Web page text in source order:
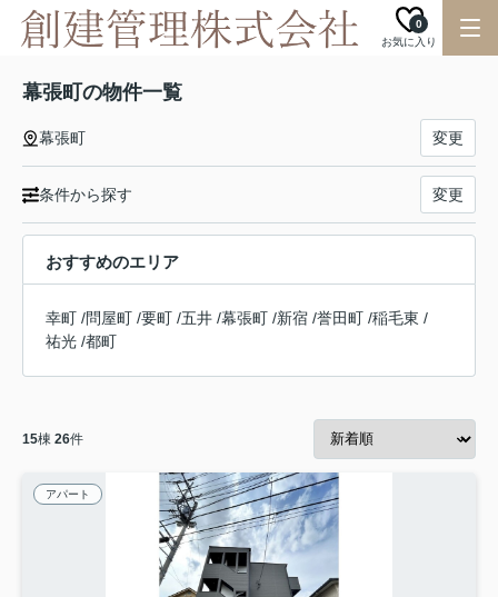
お気に入り
0
幕張町の物件一覧
幕張町 変更
条件から探す 変更
おすすめのエリア
幸町 /問屋町 /要町 /五井 /幕張町 /新宿 /誉田町 /稲毛東 /
祐光 /都町
15棟 26件
アパート